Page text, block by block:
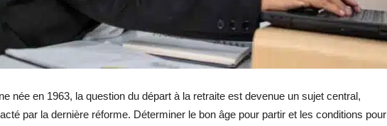
née en 1963, la question du départ à la retraite est devenue un sujet central,
par la dernière réforme. Déterminer le bon âge pour partir et les conditions pour